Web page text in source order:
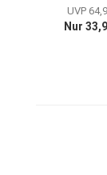
UVP
Nur